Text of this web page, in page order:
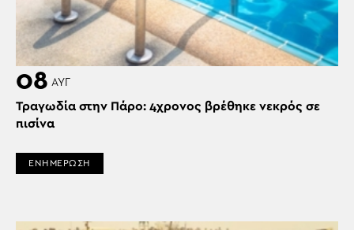
08 ΑΥΓ
Τραγωδία στην Πάρο: 4χρονος βρέθηκε νεκρός σε
πισίνα
ΕΝΗΜΕΡΩΣΗ